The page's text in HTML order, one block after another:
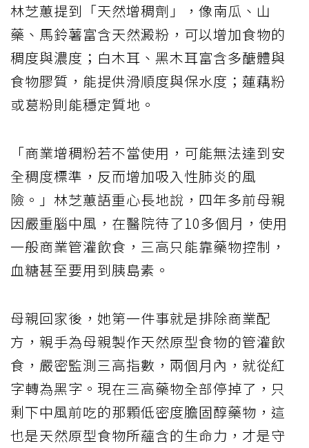
林芝蕙提到「天然增稠劑」，像南瓜、山
藥、馬鈴薯富含天然澱粉，可以增加食物的
稠度與濃度；白木耳、黑木耳富含多醣體與
食物膠質，能提供滑順度與保水度；蓮藕粉
或葛粉則能穩定質地。
「商業增稠粉若不當使用，可能無法達到安
全稠度標準，反而增加吸入性肺炎的風
險。」林芝蕙語重心長地說，四年多前母親
因嚴重腦中風，在醫院待了10多個月，使用
一般商業管灌飲食，三高只能靠藥物控制，
血糖甚至要用到胰島素。
母親回家後，她第一件事就是排除商業配
方，親手為母親製作天然原型食物的管灌飲
食，嚴密監測三高指數，兩個月內，就從紅
字轉為黑字。現在三高藥物全部停掉了，只
剩下中風前吃的那顆低密度膽固醇藥物，這
也是天然原型食物所蘊含的生命力，才是守